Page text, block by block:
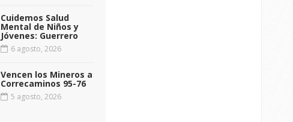
Cuidemos Salud
Mental de Niños y
Jóvenes: Guerrero
6 agosto, 2026
Vencen los Mineros a
Correcaminos 95-76
5 agosto, 2026